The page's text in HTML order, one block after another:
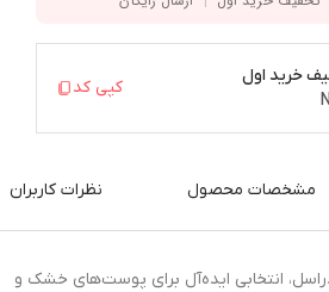
خرید اول
کپی کد
مشخصات محصول نظرات کاربران
انتخابی ایده‌آل برای پوست‌های خشک و